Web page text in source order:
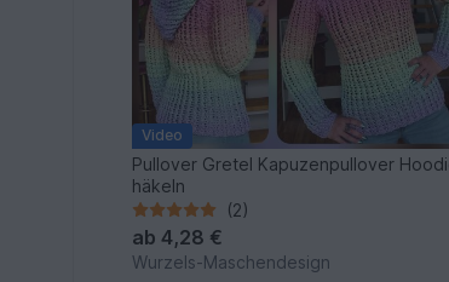
Video
Pullover Gretel Kapuzenpullover
häkeln
(2)
ab4,28 €
Wurzels-Maschendesign